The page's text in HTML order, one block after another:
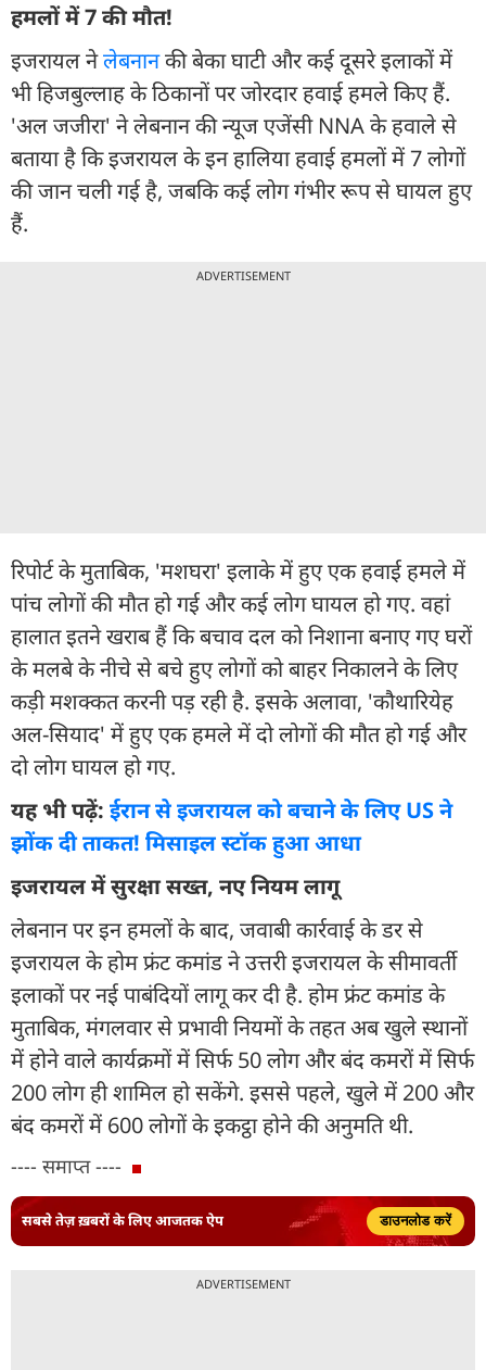
हमलों में 7 की मौत!
इजरायल नेलेबनानकी बेका घाटी और कई दूसरे इलाकों में
भी हिजबुल्लाह के ठिकानों पर जोरदार हवाई हमले किए हैं.
'अल जजीरा' ने लेबनान की न्यूज एजेंसी NNA के हवाले से
बताया है कि इजरायल के इन हालिया हवाई हमलों में 7 लोगों
की जान चली गई है, जबकि कई लोग गंभीर रूप से घायल हुए
हैं.
ADVERTISEMENT
रिपोर्ट के मुताबिक, 'मशघरा' इलाके में हुए एक हवाई हमले में
पांच लोगों की मौत हो गई और कई लोग घायल हो गए. वहां
हालात इतने खराब हैं कि बचाव दल को निशाना बनाए गए घरों
के मलबे के नीचे से बचे हुए लोगों को बाहर निकालने के लिए
कड़ी मशक्कत करनी पड़ रही है. इसके अलावा, 'कौथारियेह
अल-सियाद' में हुए एक हमले में दो लोगों की मौत हो गई और
दो लोग घायल हो गए.
यह भी पढ़ें: ईरान से इजरायल को बचाने के लिए US ने
झोंक दी ताकत! मिसाइल स्टॉक हुआ आधा
इजरायल में सुरक्षा सख्त, नए नियम लागू
लेबनान पर इन हमलों के बाद, जवाबी कार्रवाई के डर से
इजरायल के होम फ्रंट कमांड ने उत्तरी इजरायल के सीमावर्ती
इलाकों पर नई पाबंदियों लागू कर दी है. होम फ्रंट कमांड के
मुताबिक, मंगलवार से प्रभावी नियमों के तहत अब खुले स्थानों
में होने वाले कार्यक्रमों में सिर्फ 50 लोग और बंद कमरों में सिर्फ
200 लोग ही शामिल हो सकेंगे. इससे पहले, खुले में 200 और
बंद कमरों में 600 लोगों के इकट्ठा होने की अनुमति थी.
---- समाप्त ----
सबसे तेज़ ख़बरों के लिए आजतक ऐप डाउनलोड करें
ADVERTISEMENT